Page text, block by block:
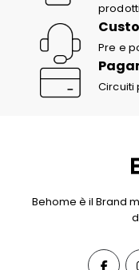
prodotti
Pre e
Circuiti
Behome è il Brand